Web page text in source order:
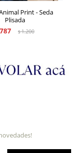
Print - Seda
Plisada
787 $1.200